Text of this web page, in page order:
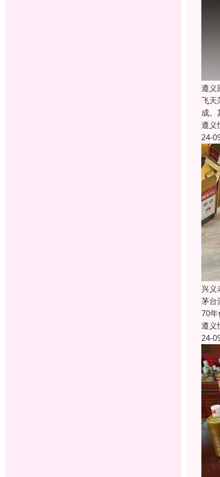
遵义
飞天
成。
遵义
24-
兴义
茅台
70
遵义
24-